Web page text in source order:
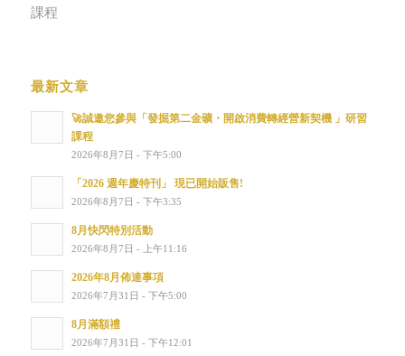
課程
最新文章
🚀誠邀您參與「發掘第二金礦・開啟消費轉經營新契機 」研習
課程
2026年8月7日 - 下午5:00
「2026 週年慶特刊」 現已開始販售!
2026年8月7日 - 下午3:35
8月快閃特別活動
2026年8月7日 - 上午11:16
2026年8月佈達事項
2026年7月31日 - 下午5:00
8月滿額禮
2026年7月31日 - 下午12:01